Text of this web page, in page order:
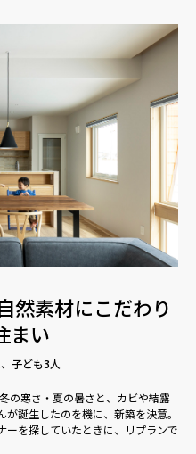
然素材にこだわり
まい
子ども3人
の寒さ・夏の暑さと、カビや結露
誕生したのを機に、新築を決意。
ーを探していたときに、リプランで